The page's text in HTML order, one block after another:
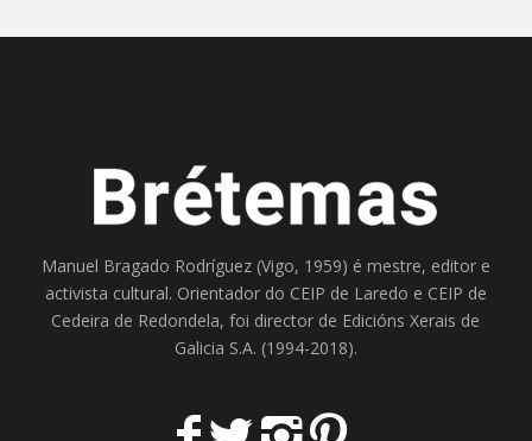
Manuel Bragado Rodríguez (Vigo, 1959) é mestre, editor e
activista cultural. Orientador do CEIP de Laredo e CEIP de
Cedeira de Redondela, foi director de Edicións Xerais de
Galicia S.A. (1994-2018).